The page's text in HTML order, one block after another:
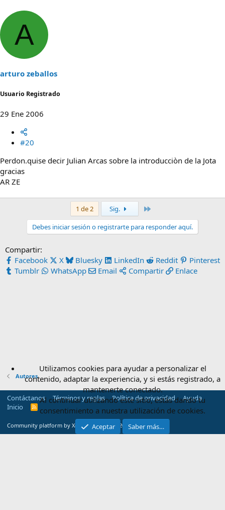
A
arturo zeballos
Usuario Registrado
29 Ene 2006
#20
Perdon.quise decir Julian Arcas sobre la introducciòn de la Jota
gracias
AR ZE
1 de 2 Sig.
Debes iniciar sesión o registrarte para responder aquí.
Compartir:
Facebook
X Bluesky LinkedIn Reddit
Pinterest
Tumblr
WhatsApp Email Compartir Enlace
Autores
Contáctanos Términos y reglas Política de privacidad
Ayuda
Inicio
R
Community platform by XenForo® © 2010-2025 XenForo Ltd.
Utilizamos cookies para ayudar a personalizar el
contenido, adaptar la experiencia, y si estás registrado, a
mantenerte conectado.
Al continuar utilizando este sitio, estás dando tu
consentimiento a nuestra utilización de cookies.
Aceptar Saber más…